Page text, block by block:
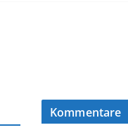
Kommentare